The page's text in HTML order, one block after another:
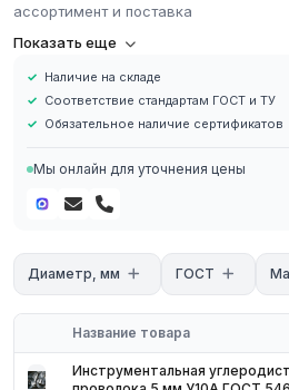
ассортимент и поставка
Инструментальные углеродистые
Инструментальные углеродистые
марок У7, У8А, У10А с высокой
Диаметры от 0,5 до 12 мм.
ГК «Тантал» поставляет
5ХНМ, 4Х5МФС, 40Х13, Х12М, Х12МФ,
Технические характеристики
Марки: ГОСТ 5950-2000
Состояние поставки: отожжённое
согласованию
Применение
Показать еще
Наличие на складе
Соответствие стандартам ГОСТ и ТУ
Обязательное наличие сертификатов
Мы онлайн для уточнения цены
Диаметр, мм ГОСТ
Название товара
Инструментальная